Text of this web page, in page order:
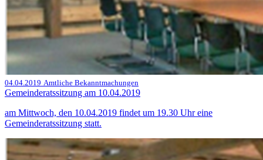
04.04.2019 Amtliche Bekanntmachungen
Gemeinderatssitzung am 10.04.2019
am Mittwoch, den 10.04.2019 findet um 19.30 Uhr eine
Gemeinderatssitzung statt.